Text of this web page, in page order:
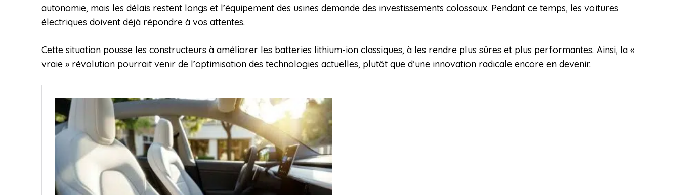
autonomie, mais les délais restent longs et l’équipement des usines demande des investissements colossaux. Pendant ce temps, les voitures
électriques doivent déjà répondre à vos attentes.
Cette situation pousse les constructeurs à améliorer les batteries lithium-ion classiques, à les rendre plus sûres et plus performantes. Ainsi, la «
vraie » révolution pourrait venir de l’optimisation des technologies actuelles, plutôt que d’une innovation radicale encore en devenir.